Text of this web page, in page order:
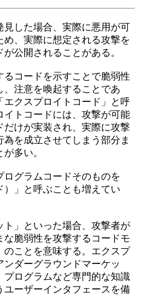
見した場合、実際に悪用が可
、実際に想定される攻撃を
公開されることがある。
コードを示すことで脆弱性
注意を喚起することであ
エクスプロイトコード」と呼
トコードには、攻撃が可能
だけが実装され、実際に攻撃
を成立させてしまう部分ま
多い。
グラムコードそのものを
）」と呼ぶことも増えてい
」といった場合、攻撃者が
脆弱性を攻撃するコードモ
のことを意味する。エクスプ
ンダーグラウンドマーケッ
プログラムなど専門的な知識
ユーザーインタフェースを備